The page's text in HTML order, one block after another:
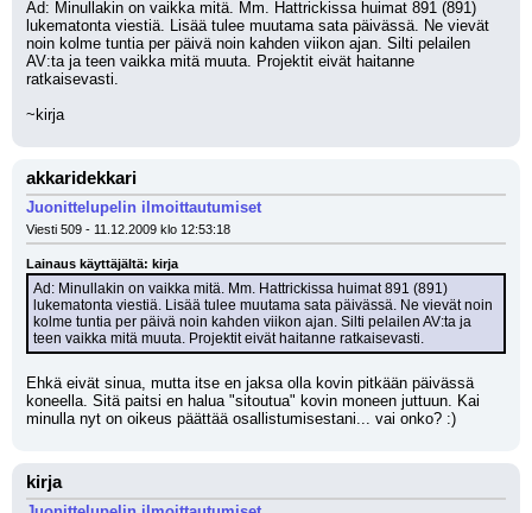
Ad: Minullakin on vaikka mitä. Mm. Hattrickissa huimat 891 (891)
lukematonta viestiä. Lisää tulee muutama sata päivässä. Ne vievät
noin kolme tuntia per päivä noin kahden viikon ajan. Silti pelailen
AV:ta ja teen vaikka mitä muuta. Projektit eivät haitanne
ratkaisevasti.
~kirja
akkaridekkari
Juonittelupelin ilmoittautumiset
Viesti 509 - 11.12.2009 klo 12:53:18
Lainaus käyttäjältä: kirja
Ad: Minullakin on vaikka mitä. Mm. Hattrickissa huimat 891 (891)
lukematonta viestiä. Lisää tulee muutama sata päivässä. Ne vievät noin
kolme tuntia per päivä noin kahden viikon ajan. Silti pelailen AV:ta ja
teen vaikka mitä muuta. Projektit eivät haitanne ratkaisevasti.
Ehkä eivät sinua, mutta itse en jaksa olla kovin pitkään päivässä
koneella. Sitä paitsi en halua "sitoutua" kovin moneen juttuun. Kai
minulla nyt on oikeus päättää osallistumisestani... vai onko? :)
kirja